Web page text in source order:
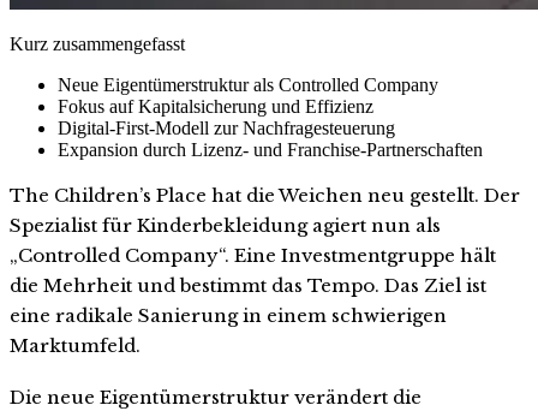
Kurz zusammengefasst
Neue Eigentümerstruktur als Controlled Company
Fokus auf Kapitalsicherung und Effizienz
Digital-First-Modell zur Nachfragesteuerung
Expansion durch Lizenz- und Franchise-Partnerschaften
The Children’s Place hat die Weichen neu gestellt. Der
Spezialist für Kinderbekleidung agiert nun als
„Controlled Company“. Eine Investmentgruppe hält
die Mehrheit und bestimmt das Tempo. Das Ziel ist
eine radikale Sanierung in einem schwierigen
Marktumfeld.
Die neue Eigentümerstruktur verändert die